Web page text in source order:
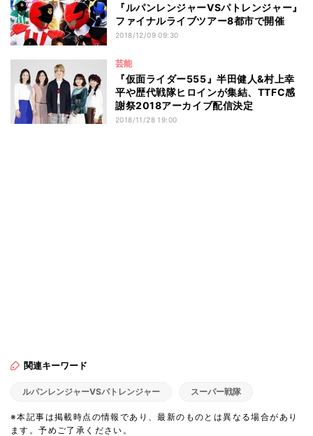
『ルパンレンジャーVSパトレンジャー』
ファイナルライブツアー8都市で開催
2018/12/09 09:30
芸能
『仮面ライダー555』半田健人&村上幸
平や歴代戦隊ヒロインが集結、TTFC感
謝祭2018アーカイブ配信決定
2018/11/28 19:00
関連キーワード
ルパンレンジャーVSパトレンジャー スーパー戦隊
※本記事は掲載時点の情報であり、最新のものとは異なる場合があり
ます。予めご了承ください。